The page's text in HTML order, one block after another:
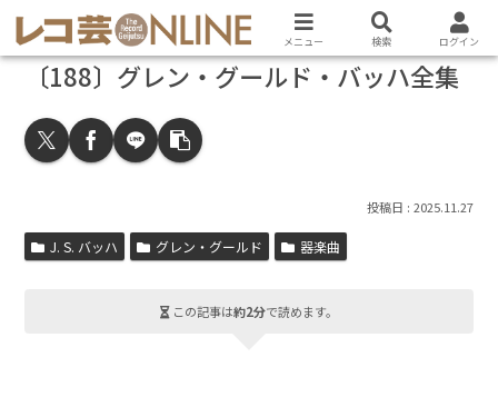
〔188〕グレン・グールド・バッハ全集
2025.11.27
J. S. バッハ グレン・グールド 器楽曲
この記事は約2分で読めます。
メニュー 検索 ログイン